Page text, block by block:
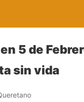
5 de
sin vida